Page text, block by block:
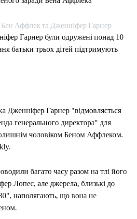
Аффлек та Дженніфер Гарнер
Гарнер були одружені понад 10
батьки трьох дітей підтримують
Дженніфер Гарнер "відмовляється
генерального директора" для
чоловіком Беном Аффлеком.
багато часу разом на тлі його
Лопес, але джерела, близькі до
наполягають, що вона не